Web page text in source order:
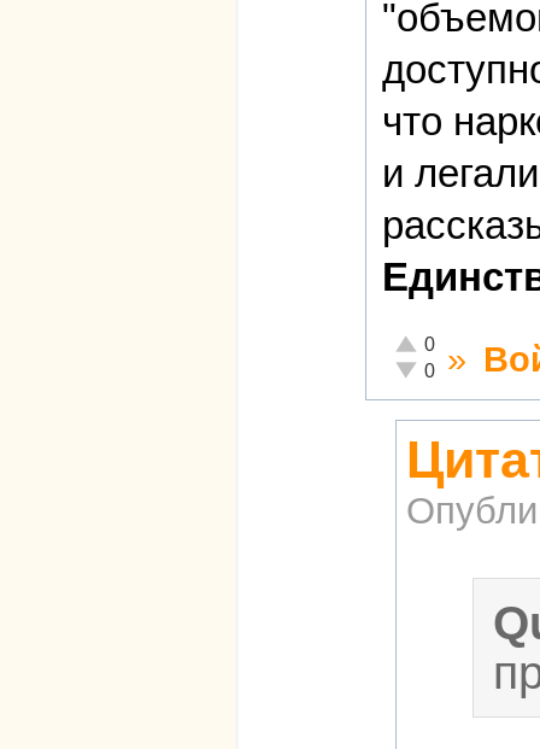
что
и
Отлично!
0
Неадекватно!
0 »